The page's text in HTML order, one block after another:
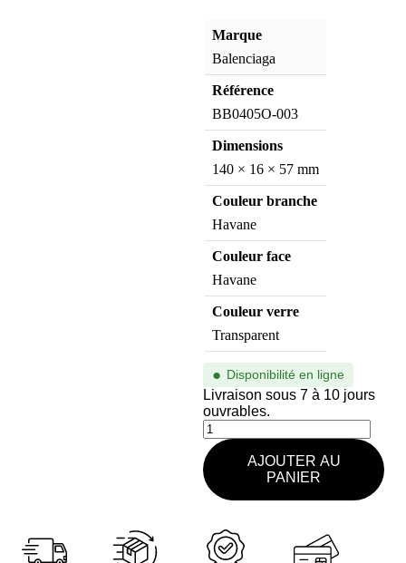
Référence
BB0405O-003
Dimensions
140 × 16 × 57 mm
Couleur branche
Havane
Couleur face
Havane
Couleur verre
Transparent
Marque
Balenciaga
● Disponibilité en ligne
Livraison sous 7 à 10 jours
ouvrables.
AJOUTER AU
PANIER